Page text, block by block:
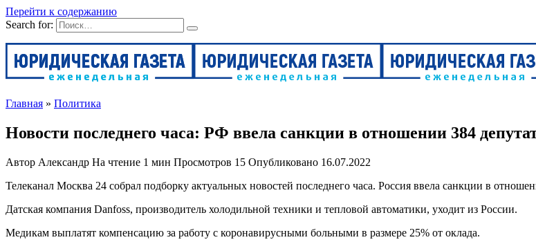
Перейти к содержанию
Search for:
Главная » Политика
Новости последнего часа: РФ ввела санкции в отношении 384
Автор Александр На чтение 1 мин Просмотров 15 Опубликовано 16.07.2022
Телеканал Москва 24 собрал подборку актуальных новостей последнего часа. Россия ввела санкции в
Датская компания Danfoss, производитель холодильной техники и тепловой автоматики, уходит из России.
Медикам выплатят компенсацию за работу с коронавирусными больными в размере 25% от оклада.